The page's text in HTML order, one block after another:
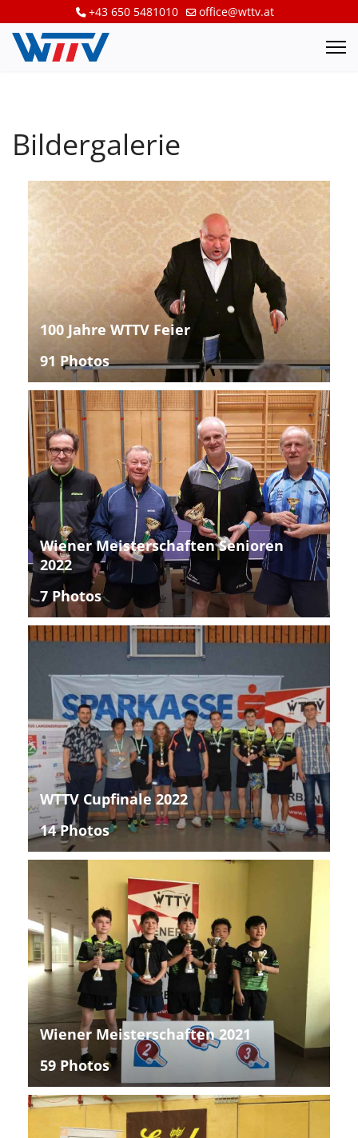
+43 650 5481010 office@wttv.at
Bildergalerie
100 Jahre WTTV Feier
91 Photos
Wiener Meisterschaften Senioren
2022
7 Photos
WTTV Cupfinale 2022
14 Photos
Wiener Meisterschaften 2021
59 Photos